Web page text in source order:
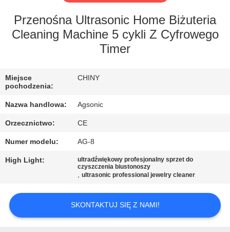
WYCIECZKA
KONTROLA
SKONTAKTUJ
SIĘ
NAMI
Przenośna Ultrasonic Home Biżuteria
Cleaning Machine 5 cykli Z Cyfrowego
Timer
Miejsce
pochodzenia:
CHINY
Nazwa handlowa: Agsonic
Orzecznictwo: CE
Numer modelu: AG-8
High Light:
ultradźwiękowy profesjonalny sprzet do
czyszczenia biustonoszy
,ultrasonic professional jewelry cleaner
SKONTAKTUJ SIĘ Z NAMI!